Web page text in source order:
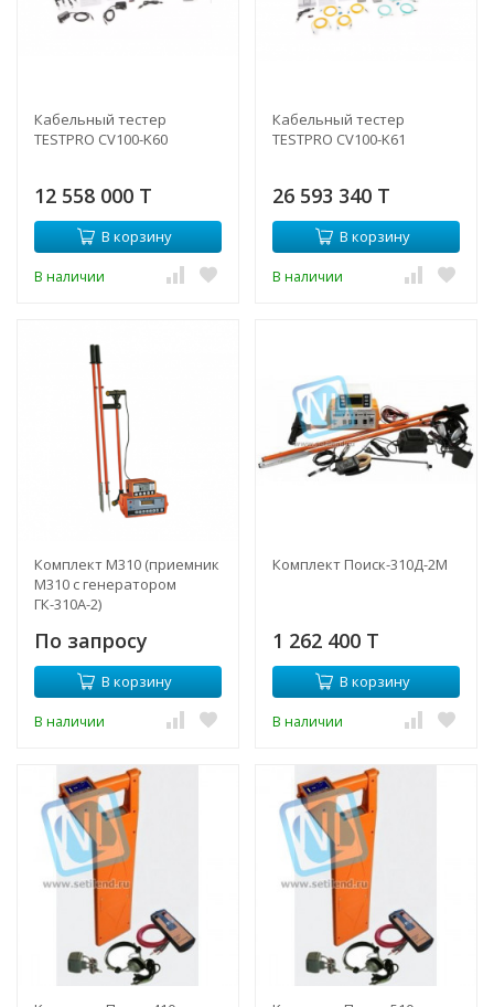
Кабельный тестер
TESTPRO CV100-K60
12 558 000 T
В корзину
В наличии
Кабельный тестер
TESTPRO CV100-K61
26 593 340 T
В корзину
В наличии
Комплект M310 (приемник
М310 с генератором
ГК-310А-2)
По запросу
В корзину
В наличии
Комплект Поиск-310Д-2М
1 262 400 T
В корзину
В наличии